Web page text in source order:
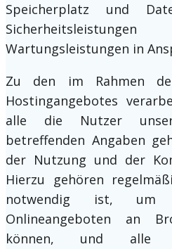
Speicherplatz und
Wartungsleistungen in
Zu den im Rahmen
Hostingangebotes
alle die Nutzer
betreffenden Angaben
der Nutzung und der
Hierzu gehören
notwendig ist,
Onlineangeboten an
können, und alle